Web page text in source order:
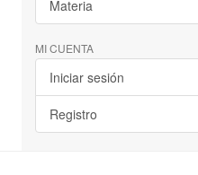
Materia
MI CUENTA
Iniciar sesión
Registro